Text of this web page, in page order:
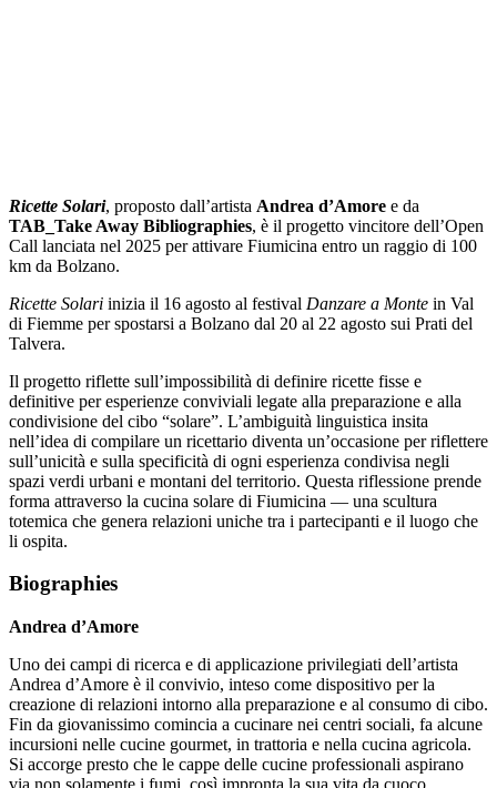
Ricette Solari, proposto dall’artista Andrea d’Amore e da
TAB_Take Away Bibliographies, è il progetto vincitore dell’Open
Call lanciata nel 2025 per attivare Fiumicina entro un raggio di 100
km da Bolzano.
Ricette Solari inizia il 16 agosto al festival Danzare a Monte in Val
di Fiemme per spostarsi a Bolzano dal 20 al 22 agosto sui Prati del
Talvera.
Il progetto riflette sull’impossibilità di definire ricette fisse e
definitive per esperienze conviviali legate alla preparazione e alla
condivisione del cibo “solare”. L’ambiguità linguistica insita
nell’idea di compilare un ricettario diventa un’occasione per riflettere
sull’unicità e sulla specificità di ogni esperienza condivisa negli
spazi verdi urbani e montani del territorio. Questa riflessione prende
forma attraverso la cucina solare di Fiumicina — una scultura
totemica che genera relazioni uniche tra i partecipanti e il luogo che
li ospita.
Biographies
Andrea d’Amore
Uno dei campi di ricerca e di applicazione privilegiati dell’artista
Andrea d’Amore è il convivio, inteso come dispositivo per la
creazione di relazioni intorno alla preparazione e al consumo di cibo.
Fin da giovanissimo comincia a cucinare nei centri sociali, fa alcune
incursioni nelle cucine gourmet, in trattoria e nella cucina agricola.
Si accorge presto che le cappe delle cucine professionali aspirano
via non solamente i fumi, così impronta la sua vita da cuoco